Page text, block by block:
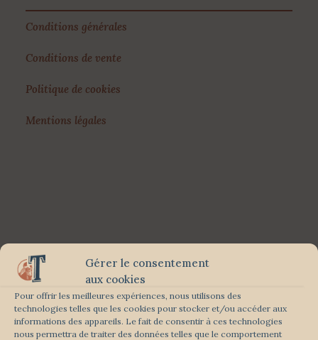
Gérer le consentement
aux cookies
Pour offrir les meilleures expériences, nous utilisons des
technologies telles que les cookies pour stocker et/ou accéder aux
informations des appareils. Le fait de consentir à ces technologies
nous permettra de traiter des données telles que le comportement
Conditions générales
Conditions de vente
Politique de cookies
Mentions légales